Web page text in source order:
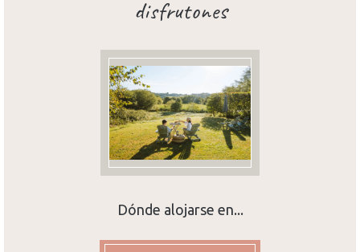
disfrutones
Dónde alojarse en...